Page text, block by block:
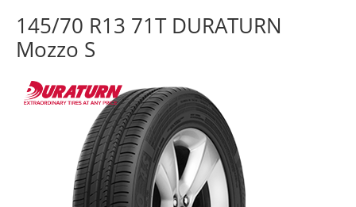
145/70 R13 71T DURATURN
Mozzo S